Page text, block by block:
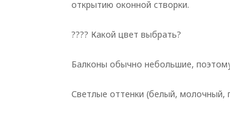
открытию оконной створки.
???? Какой цвет выбрать?
Балконы обычно небольшие,
Светлые оттенки (белый, молочный,